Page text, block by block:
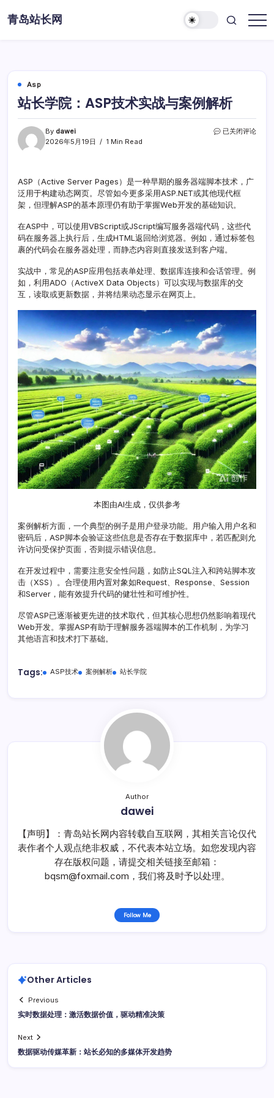
to青岛站长网
Asp
站长学院：ASP技术实战与案例解析
By dawei
2026年5月19日
1 Min Read
站
技
术
实
与
案
例
解
析
已关闭评论
ASP（Active Server Pages）是一种早期的服务器端脚本技术，广
泛用于构建动态网页。尽管如今更多采用ASP.NET或其他现代框
架，但理解ASP的基本原理仍有助于掌握Web开发的基础知识。
在ASP中，可以使用VBScript或JScript编写服务器端代码，这些代
码在服务器上执行后，生成HTML返回给浏览器。例如，通过标签包
裹的代码会在服务器处理，而静态内容则直接发送到客户端。
实战中，常见的ASP应用包括表单处理、数据库连接和会话管理。例
如，利用ADO（ActiveX Data Objects）可以实现与数据库的交
互，读取或更新数据，并将结果动态显示在网页上。
本图由AI生成，仅供参考
案例解析方面，一个典型的例子是用户登录功能。用户输入用户名和
密码后，ASP脚本会验证这些信息是否存在于数据库中，若匹配则允
许访问受保护页面，否则提示错误信息。
在开发过程中，需要注意安全性问题，如防止SQL注入和跨站脚本攻
击（XSS）。合理使用内置对象如Request、Response、Session
和Server，能有效提升代码的健壮性和可维护性。
尽管ASP已逐渐被更先进的技术取代，但其核心思想仍然影响着现代
Web开发。掌握ASP有助于理解服务器端脚本的工作机制，为学习
其他语言和技术打下基础。
Tags: ASP技术 案例解析 站长学院
Author
dawei
【声明】：青岛站长网内容转载自互联网，其相关言论仅代
表作者个人观点绝非权威，不代表本站立场。如您发现内容
存在版权问题，请提交相关链接至邮箱：
bqsm@foxmail.com，我们将及时予以处理。
Follow Me
Other Articles
Previous
实时数据处理：激活数据价值，驱动精准决策
Next
数据驱动传媒革新：站长必知的多媒体开发趋势